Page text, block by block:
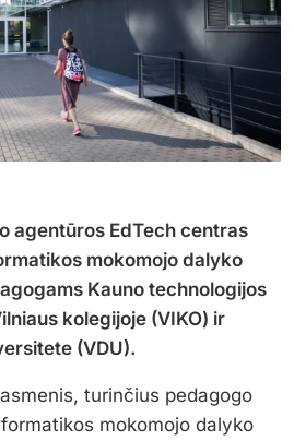
agentūros EdTech centras
mokomojo dalyko
Kauno technologijos
kolegijoje (VIKO) ir
(VDU).
turinčius pedagogo
mokomojo dalyko